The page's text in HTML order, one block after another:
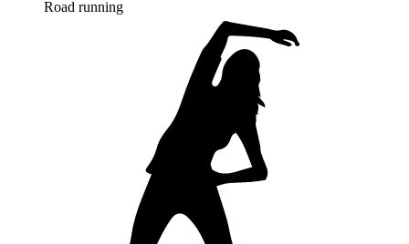
Road running